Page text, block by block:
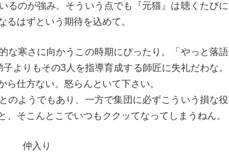
るのが強み。そういう点でも『元猫』は聴くたびに
はずという期待を込めて。
な寒さに向かうこの時期にぴったり。「やっと落語
よりもその3人を指導育成する師匠に失礼だわな。
仕方ない。怒らんといて下さい。
のようでもあり、一方で集団に必ずこういう損な役
、そこんとこでいつもククッてなってしまうねん。
仲入り